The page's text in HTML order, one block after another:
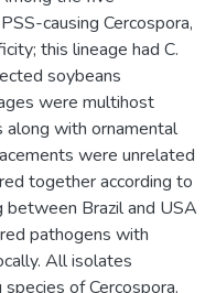
causing Cercospora,
this lineage had C.
soybeans
were multihost
along with ornamental
were unrelated
together according to
between Brazil and USA
pathogens with
All isolates
of Cercospora.